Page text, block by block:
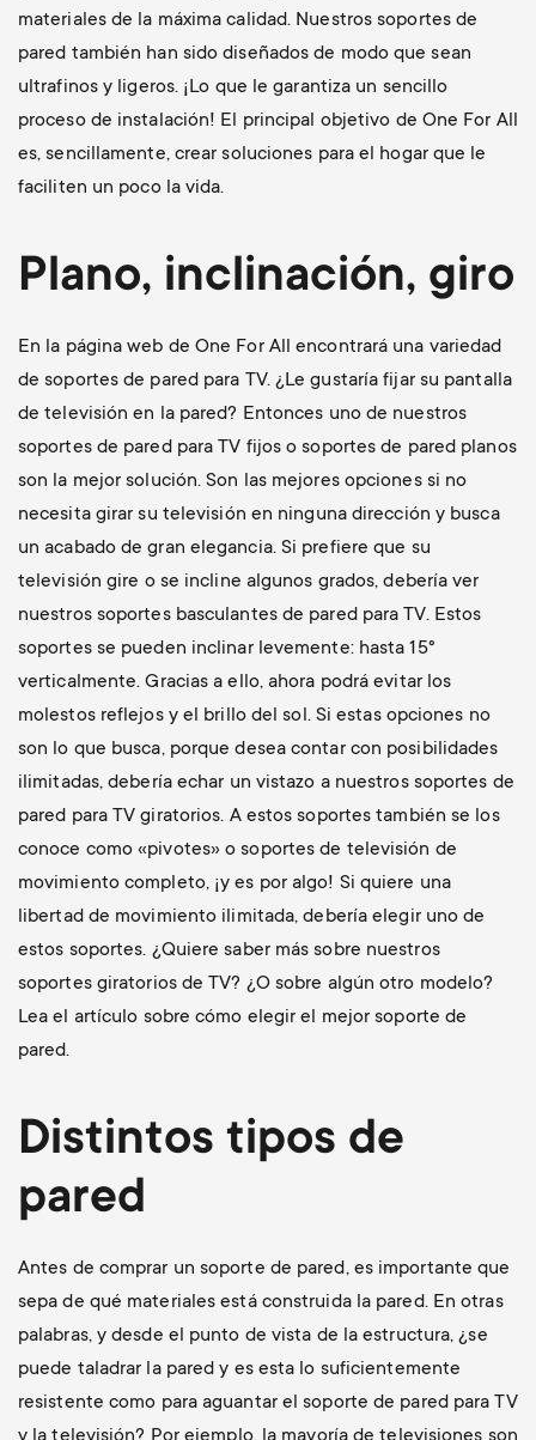
materiales de la máxima calidad. Nuestros soportes de
pared también han sido diseñados de modo que sean
ultrafinos y ligeros. ¡Lo que le garantiza un sencillo
proceso de instalación! El principal objetivo de One For All
es, sencillamente, crear soluciones para el hogar que le
faciliten un poco la vida.
Plano, inclinación, giro
En la página web de One For All encontrará una variedad
de soportes de pared para TV. ¿Le gustaría fijar su pantalla
de televisión en la pared? Entonces uno de nuestros
soportes de pared para TV fijos o soportes de pared planos
son la mejor solución. Son las mejores opciones si no
necesita girar su televisión en ninguna dirección y busca
un acabado de gran elegancia. Si prefiere que su
televisión gire o se incline algunos grados, debería ver
nuestros soportes basculantes de pared para TV. Estos
soportes se pueden inclinar levemente: hasta 15°
verticalmente. Gracias a ello, ahora podrá evitar los
molestos reflejos y el brillo del sol. Si estas opciones no
son lo que busca, porque desea contar con posibilidades
ilimitadas, debería echar un vistazo a nuestros soportes de
pared para TV giratorios. A estos soportes también se los
conoce como «pivotes» o soportes de televisión de
movimiento completo, ¡y es por algo! Si quiere una
libertad de movimiento ilimitada, debería elegir uno de
estos soportes. ¿Quiere saber más sobre nuestros
soportes giratorios de TV? ¿O sobre algún otro modelo?
Lea el artículo sobre cómo elegir el mejor soporte de
pared.
Distintos tipos de
pared
Antes de comprar un soporte de pared, es importante que
sepa de qué materiales está construida la pared. En otras
palabras, y desde el punto de vista de la estructura, ¿se
puede taladrar la pared y es esta lo suficientemente
resistente como para aguantar el soporte de pared para TV